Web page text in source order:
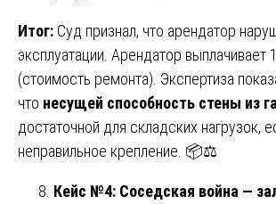
Итог: Суд признал, что арендатор
эксплуатации. Арендатор выплачивает
(стоимость ремонта). Экспертиза
что несущей способность стены из
достаточной для складских нагрузок,
неправильное крепление. 📦⚖️
Кейс №4: Соседская война —